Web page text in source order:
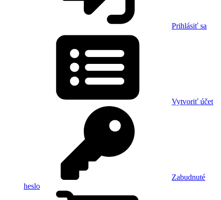
Prihlásiť sa
Vytvoriť účet
Zabudnuté
heslo